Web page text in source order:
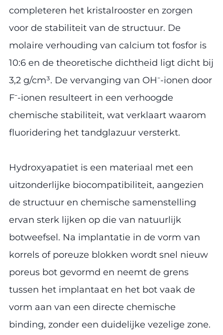
completeren het kristalrooster en zorgen
voor de stabiliteit van de structuur. De
molaire verhouding van calcium tot fosfor is
10:6 en de theoretische dichtheid ligt dicht bij
3,2 g/cm³. De vervanging van OH⁻-ionen door
F⁻-ionen resulteert in een verhoogde
chemische stabiliteit, wat verklaart waarom
fluoridering het tandglazuur versterkt.
Hydroxyapatiet is een materiaal met een
uitzonderlijke biocompatibiliteit, aangezien
de structuur en chemische samenstelling
ervan sterk lijken op die van natuurlijk
botweefsel. Na implantatie in de vorm van
korrels of poreuze blokken wordt snel nieuw
poreus bot gevormd en neemt de grens
tussen het implantaat en het bot vaak de
vorm aan van een directe chemische
binding, zonder een duidelijke vezelige zone.